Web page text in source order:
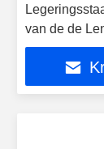
van de de
voor